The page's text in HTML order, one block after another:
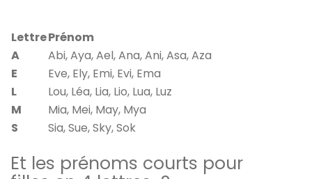
LettrePrénom
A
Abi, Aya, Ael, Ana, Ani, Asa, Aza
E
Eve, Ely, Emi, Evi, Ema
L
Lou, Léa, Lia, Lio, Lua, Luz
M
Mia, Mei, May, Mya
S
Sia, Sue, Sky, Sok
Et les prénoms courts pour